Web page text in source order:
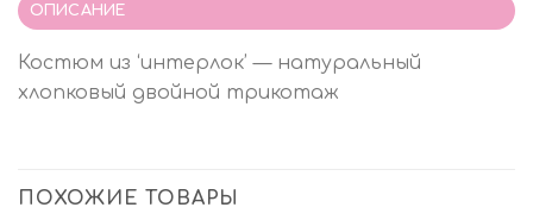
ОПИСАНИЕ
Костюм из ‘интерлок’ — натуральный
хлопковый двойной трикотаж
ПОХОЖИЕ ТОВАРЫ